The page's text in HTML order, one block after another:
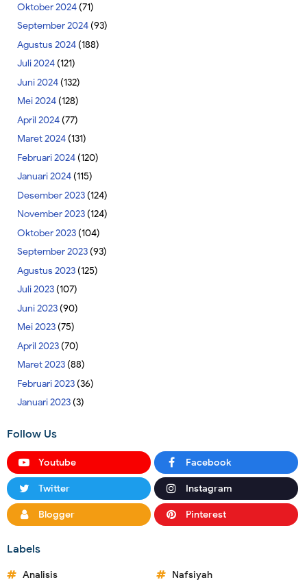
Oktober 2024(71)
September 2024(93)
Agustus 2024(188)
Juli 2024(121)
Juni 2024(132)
Mei 2024(128)
April 2024(77)
Maret 2024(131)
Februari 2024(120)
Januari 2024(115)
Desember 2023(124)
November 2023(124)
Oktober 2023(104)
September 2023(93)
Agustus 2023(125)
Juli 2023(107)
Juni 2023(90)
Mei 2023(75)
April 2023(70)
Maret 2023(88)
Februari 2023(36)
Januari 2023(3)
Follow Us
Youtube Facebook
Twitter Instagram
Blogger Pinterest
Labels
Analisis
Nafsiyah